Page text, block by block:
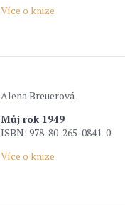
Více o knize
Alena Breuerová
Můj rok 1949
ISBN: 978-80-265-0841-0
Více o knize